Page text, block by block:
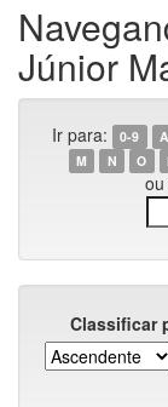
Júnior
Ir para: 0-9 A
M
N O
Classificar